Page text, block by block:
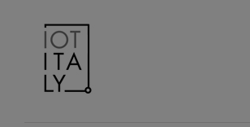
contenuto